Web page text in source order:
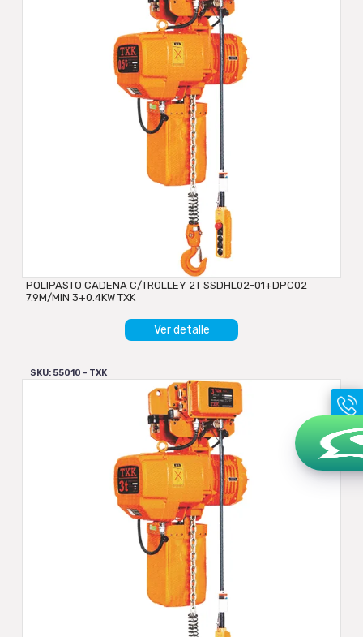
POLIPASTO CADENA C/TROLLEY 2T SSDHL02-01+DPC02
7.9M/MIN 3+0.4KW TXK
Ver detalle
SKU: 55010 - TXK